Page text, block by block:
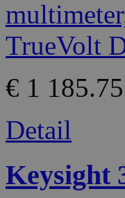
€ 1 185.75
Detail
Keysight